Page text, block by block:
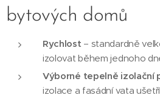
bytových domů
Rychlost – standardně
izolovat během jednoho
Výborné tepelně izolační
izolace a fasádní vata